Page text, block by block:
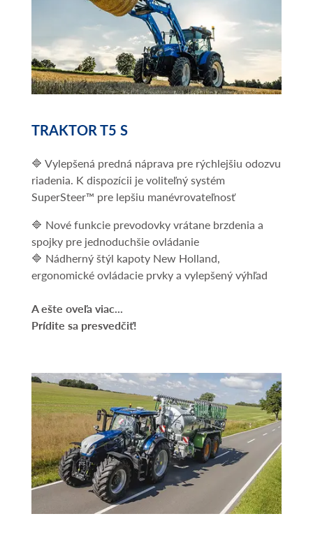
TRAKTOR T5 S
🔷 Vylepšená predná náprava pre rýchlejšiu odozvu
riadenia. K dispozícii je voliteľný systém
SuperSteer™ pre lepšiu manévrovateľnosť
🔷 Nové funkcie prevodovky vrátane brzdenia a
spojky pre jednoduchšie ovládanie
🔷 Nádherný štýl kapoty New Holland,
ergonomické ovládacie prvky a vylepšený výhľad
A ešte oveľa viac...
​Prídite sa presvedčiť!